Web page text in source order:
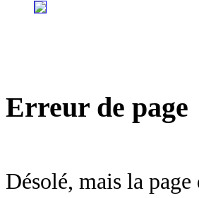
Erreur de page
Désolé, mais la page